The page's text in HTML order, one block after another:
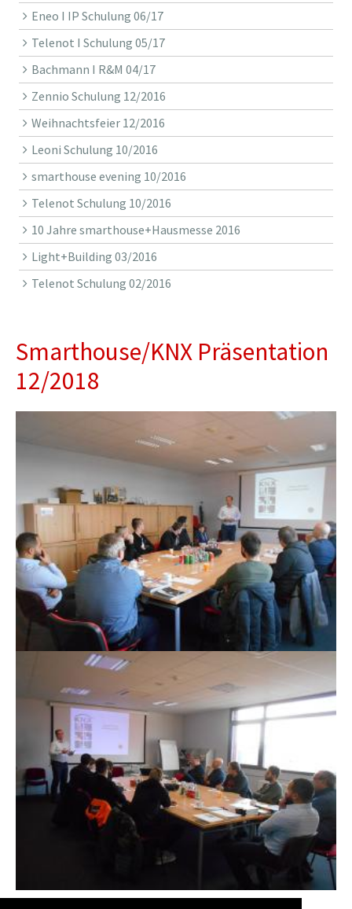
Eneo I IP Schulung 06/17
Telenot I Schulung 05/17
Bachmann I R&M 04/17
Zennio Schulung 12/2016
Weihnachtsfeier 12/2016
Leoni Schulung 10/2016
smarthouse evening 10/2016
Telenot Schulung 10/2016
10 Jahre smarthouse+Hausmesse 2016
Light+Building 03/2016
Telenot Schulung 02/2016
Smarthouse/KNX Präsentation
12/2018